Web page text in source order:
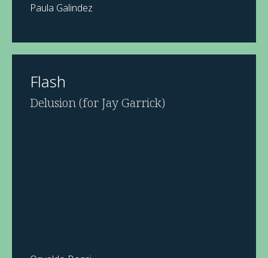
Paula Galindez
Flash
Delusion (for Jay Garrick)